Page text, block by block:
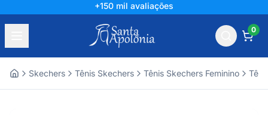
+150 mil avaliações
0
Skechers Tênis Skechers Tênis Skechers Feminino